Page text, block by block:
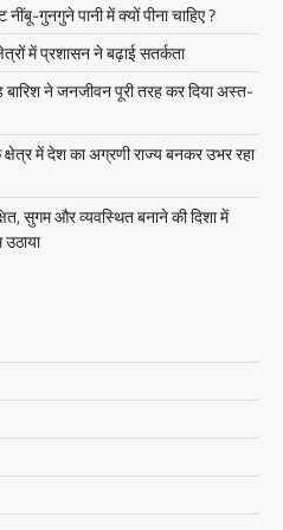
गुनगुने पानी में क्यों पीना चाहिए ?
में प्रशासन ने बढ़ाई सतर्कता
ने जनजीवन पूरी तरह कर दिया अस्त-
में देश का अग्रणी राज्य बनकर उभर रहा
सुगम और व्यवस्थित बनाने की दिशा में